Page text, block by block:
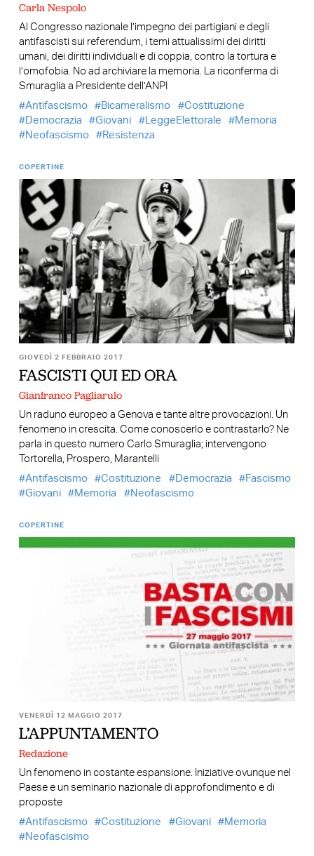
Carla Nespolo
Al Congresso nazionale l’impegno dei partigiani e degli
antifascisti sui referendum, i temi attualissimi dei diritti
umani, dei diritti individuali e di coppia, contro la tortura e
l’omofobia. No ad archiviare la memoria. La riconferma di
Smuraglia a Presidente dell’ANPI
Antifascismo
Bicameralismo
Costituzione
Democrazia
Giovani LeggeElettorale
Memoria
Neofascismo
Resistenza
COPERTINE
GIOVEDÌ 2 FEBBRAIO 2017
FASCISTI QUI ED ORA
Gianfranco Pagliarulo
Un raduno europeo a Genova e tante altre provocazioni. Un
fenomeno in crescita. Come conoscerlo e contrastarlo? Ne
parla in questo numero Carlo Smuraglia; intervengono
Tortorella, Prospero, Marantelli
Antifascismo
Costituzione Democrazia
Fascismo
Giovani
Memoria Neofascismo
COPERTINE
VENERDÌ 12 MAGGIO 2017
L’APPUNTAMENTO
Redazione
Un fenomeno in costante espansione. Iniziative ovunque nel
Paese e un seminario nazionale di approfondimento e di
proposte
Antifascismo
Costituzione Giovani
Memoria
Neofascismo